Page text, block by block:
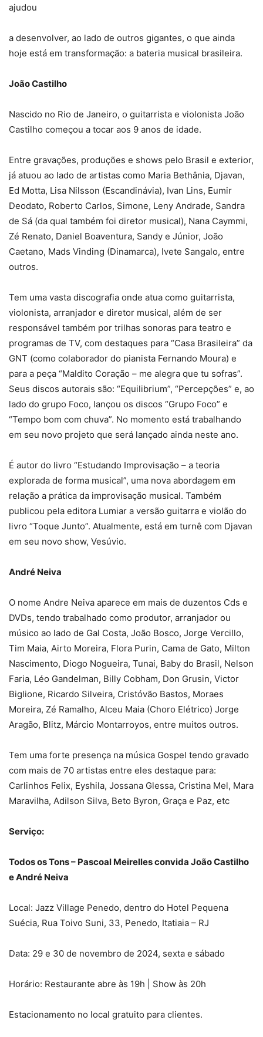
ajudou
a desenvolver, ao lado de outros gigantes, o que ainda
hoje está em transformação: a bateria musical brasileira.
João Castilho
Nascido no Rio de Janeiro, o guitarrista e violonista João
Castilho começou a tocar aos 9 anos de idade.
Entre gravações, produções e shows pelo Brasil e exterior,
já atuou ao lado de artistas como Maria Bethânia, Djavan,
Ed Motta, Lisa Nilsson (Escandinávia), Ivan Lins, Eumir
Deodato, Roberto Carlos, Simone, Leny Andrade, Sandra
de Sá (da qual também foi diretor musical), Nana Caymmi,
Zé Renato, Daniel Boaventura, Sandy e Júnior, João
Caetano, Mads Vinding (Dinamarca), Ivete Sangalo, entre
outros.
Tem uma vasta discografia onde atua como guitarrista,
violonista, arranjador e diretor musical, além de ser
responsável também por trilhas sonoras para teatro e
programas de TV, com destaques para “Casa Brasileira” da
GNT (como colaborador do pianista Fernando Moura) e
para a peça “Maldito Coração – me alegra que tu sofras”.
Seus discos autorais são: “Equilibrium”, “Percepções” e, ao
lado do grupo Foco, lançou os discos “Grupo Foco” e
“Tempo bom com chuva”. No momento está trabalhando
em seu novo projeto que será lançado ainda neste ano.
É autor do livro “Estudando Improvisação – a teoria
explorada de forma musical”, uma nova abordagem em
relação a prática da improvisação musical. Também
publicou pela editora Lumiar a versão guitarra e violão do
livro “Toque Junto”. Atualmente, está em turnê com Djavan
em seu novo show, Vesúvio.
André Neiva
O nome Andre Neiva aparece em mais de duzentos Cds e
DVDs, tendo trabalhado como produtor, arranjador ou
músico ao lado de Gal Costa, João Bosco, Jorge Vercillo,
Tim Maia, Airto Moreira, Flora Purin, Cama de Gato, Milton
Nascimento, Diogo Nogueira, Tunai, Baby do Brasil, Nelson
Faria, Léo Gandelman, Billy Cobham, Don Grusin, Victor
Biglione, Ricardo Silveira, Cristóvão Bastos, Moraes
Moreira, Zé Ramalho, Alceu Maia (Choro Elétrico) Jorge
Aragão, Blitz, Márcio Montarroyos, entre muitos outros.
Tem uma forte presença na música Gospel tendo gravado
com mais de 70 artistas entre eles destaque para:
Carlinhos Felix, Eyshila, Jossana Glessa, Cristina Mel, Mara
Maravilha, Adilson Silva, Beto Byron, Graça e Paz, etc
Serviço:
Todos os Tons – Pascoal Meirelles convida João Castilho
e André Neiva
Local: Jazz Village Penedo, dentro do Hotel Pequena
Suécia, Rua Toivo Suni, 33, Penedo, Itatiaia – RJ
Data: 29 e 30 de novembro de 2024, sexta e sábado
Horário: Restaurante abre às 19h | Show às 20h
Estacionamento no local gratuito para clientes.